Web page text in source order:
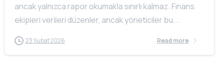
ancak yalnızca rapor okumakla sınırlı kalmaz. Finans
ekipleri verileri düzenler, ancak yöneticiler bu...
23 Şubat 2026 Read more